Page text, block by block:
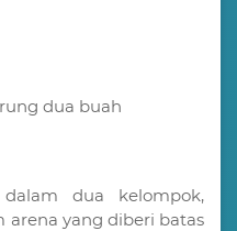
dua buah
dua kelompok,
arena yang diberi batas